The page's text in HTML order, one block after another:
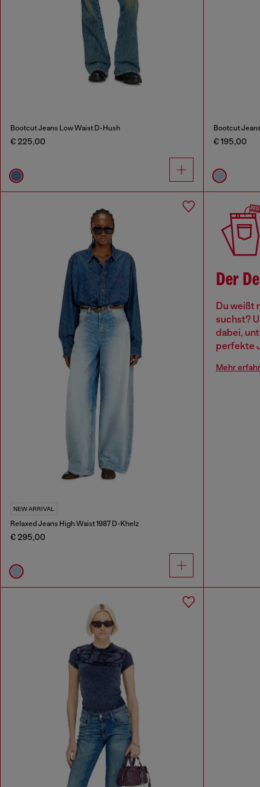
Bootcut Jeans Low Waist D-Hush
€ 225,00
Bootcut
€ 195,00
NEW ARRIVAL
Relaxed Jeans High Waist 1987 D-Khelz
€ 295,00
Der
Du weißt
suchst?
dabei,
perfekte
Mehr